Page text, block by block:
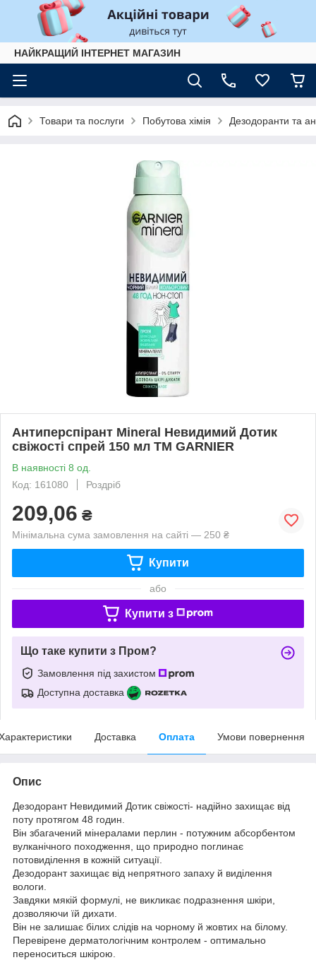
НАЙКРАЩИЙ ІНТЕРНЕТ МАГАЗИН
Товари та послуги Побутова хімія Дезодоранти та
Антиперспірант Mineral Невидимий Дотик
свіжості спрей 150 мл ТМ GARNIER
В наявності 8 од.
Код: 161080
Роздріб
209,06 ₴
Мінімальна сума замовлення на сайті — 250 ₴
Купити
або
Купити з
Що таке купити з Пром?
Замовлення під захистом
Доступна доставка
Доставка Оплата Умови повернення
Опис
Дезодорант Невидимий Дотик свіжості- надійно захищає від
поту протягом 48 годин.
Він збагачений мінералами перлин - потужним абсорбентом
вулканічного походження, що природно поглинає
потовиділення в кожній ситуації.
Дезодорант захищає від непрятного запаху й виділення
вологи.
Завдяки мякій формулі, не викликає подразнення шкіри,
дозволяючи їй дихати.
Він не залишає білих слідів на чорному й жовтих на білому.
Перевірене дерматологічним контролем - оптимально
переноситься шкірою.